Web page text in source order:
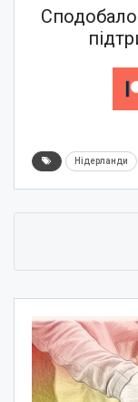
Нідерланди